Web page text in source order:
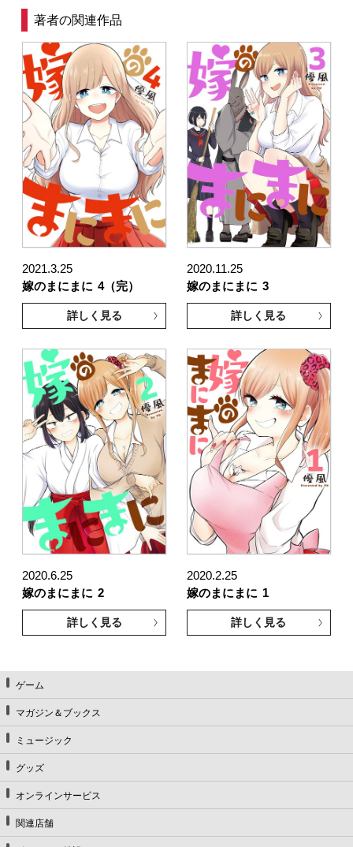
著者の関連作品
2021.3.25
嫁のまにまに 4（完）
詳しく見る
2020.11.25
嫁のまにまに 3
詳しく見る
2020.6.25
嫁のまにまに 2
詳しく見る
2020.2.25
嫁のまにまに 1
詳しく見る
ゲーム
マガジン＆ブックス
ミュージック
グッズ
オンラインサービス
関連店舗